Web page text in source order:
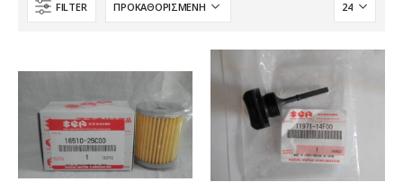
Κατηγορίες
Προϊόν Προέλευση
Genuine Γνήσιο
FILTER